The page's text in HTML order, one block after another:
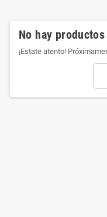
No hay
¡Estate atento!